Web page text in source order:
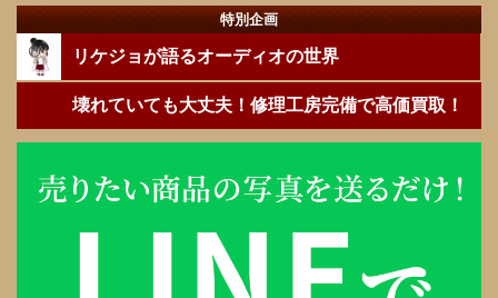
特別企画
リケジョが語るオーディオの世界
壊れていても大丈夫！修理工房完備で高価買取！